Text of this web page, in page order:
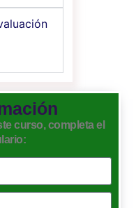
curso, completa el